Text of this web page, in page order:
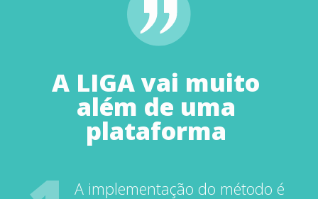
A LIGAvai muito
além de uma
plataforma
A implementação do método é